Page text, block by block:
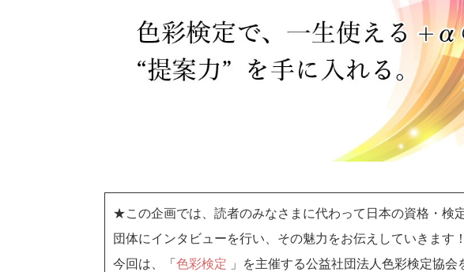
★この企画では、読者のみなさまに代わって日本の資格・検
団体にインタビューを行い、その魅力をお伝えしていきます！
今回は、「 色彩検定 」を主催する公益社団法人色彩検定協会